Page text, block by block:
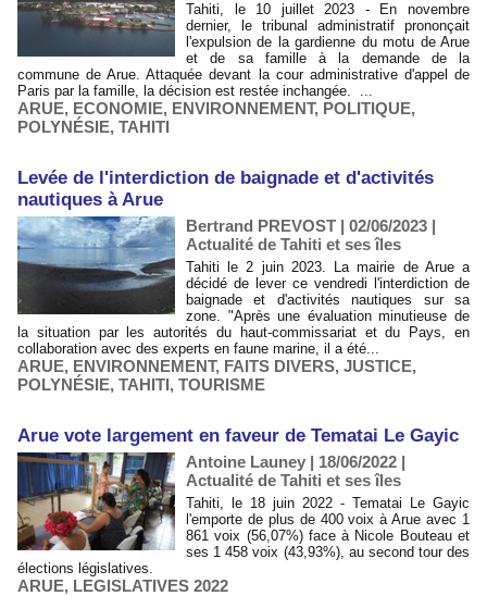
Tahiti, le 10 juillet 2023 - En novembre
dernier, le tribunal administratif prononçait
l'expulsion de la gardienne du motu de Arue
et de sa famille à la demande de la
commune de Arue. Attaquée devant la cour administrative d'appel de
Paris par la famille, la décision est restée inchangée. ...
ARUE, ECONOMIE, ENVIRONNEMENT, POLITIQUE,
POLYNÉSIE, TAHITI
​Levée de l'interdiction de baignade et d'activités
nautiques à Arue
Bertrand PREVOST | 02/06/2023 |
Actualité de Tahiti et ses îles
Tahiti le 2 juin 2023. La mairie de Arue a
décidé de lever ce vendredi l'interdiction de
baignade et d'activités nautiques sur sa
zone. "Après une évaluation minutieuse de
la situation par les autorités du haut-commissariat et du Pays, en
collaboration avec des experts en faune marine, il a été...
ARUE, ENVIRONNEMENT, FAITS DIVERS, JUSTICE,
POLYNÉSIE, TAHITI, TOURISME
Arue vote largement en faveur de Tematai Le Gayic
Antoine Launey | 18/06/2022 |
Actualité de Tahiti et ses îles
Tahiti, le 18 juin 2022 - Tematai Le Gayic
l'emporte de plus de 400 voix à Arue avec 1
861 voix (56,07%) face à Nicole Bouteau et
ses 1 458 voix (43,93%), au second tour des
élections législatives.
ARUE, LEGISLATIVES 2022